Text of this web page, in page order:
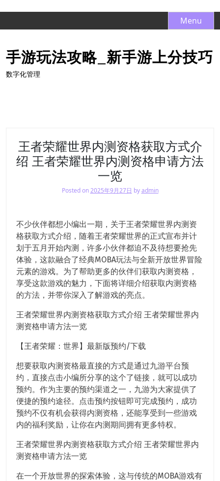
k
Menu
手游玩法攻略_新手游上分技巧
数字化管理
王者荣耀世界内测资格获取方式介
绍 王者荣耀世界内测资格申请方法
一览
Posted on2025年9月27日 byadmin
不少伙伴都想小编出一期，关于王者荣耀世界内测资
格获取方式介绍，随着王者荣耀世界的正式宣布并计
划于五月开始内测，许多小伙伴都迫不及待想要抢先
体验，这款融合了经典MOBA玩法与全新开放世界冒险
元素的游戏。为了帮助更多的伙伴们获取内测资格，
享受这款游戏的魅力，下面将详细介绍获取内测资格
的方法，并带你深入了解游戏的亮点。
王者荣耀世界内测资格获取方式介绍 王者荣耀世界内
测资格申请方法一览
【王者荣耀：世界】最新版预约/下载
想要获取内测资格最直接的方式是通过九游平台预
约，直接点击小编所分享的这个了链接，就可以成功
预约。作为主要的预约渠道之一，九游为大家提供了
便捷的预约途径。点击预约按钮即可完成预约，成功
预约不仅有机会获得内测资格，还能享受到一些游戏
内的福利奖励，让你在内测期间拥有更多特权。
王者荣耀世界内测资格获取方式介绍 王者荣耀世界内
测资格申请方法一览
在一个开放世界的探索体验，这与传统的MOBA游戏有